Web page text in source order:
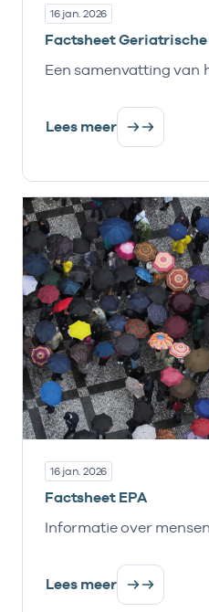
16 jan. 2026
Factsheet
Een samenvatting van
Lees meer
16 jan. 2026
Factsheet EPA
Informatie over
Lees meer